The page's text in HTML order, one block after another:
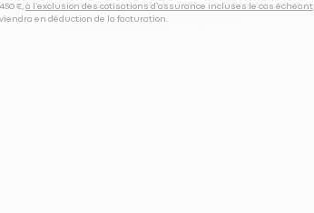
€, à l’exclusion des cotisations d’assurance incluses le cas échéant
en déduction de la facturation.